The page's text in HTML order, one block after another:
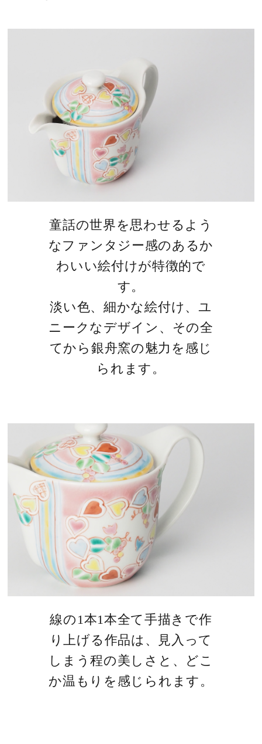
童話の世界を思わせるよう
なファンタジー感のあるか
わいい絵付けが特徴的で
す。
淡い色、細かな絵付け、ユ
ニークなデザイン、その全
てから銀舟窯の魅力を感じ
られます。
線の1本1本全て手描きで作
り上げる作品は、見入って
しまう程の美しさと、どこ
か温もりを感じられます。